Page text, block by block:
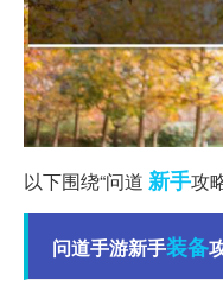
以下围绕“问道 新手攻
问道手游新手装备